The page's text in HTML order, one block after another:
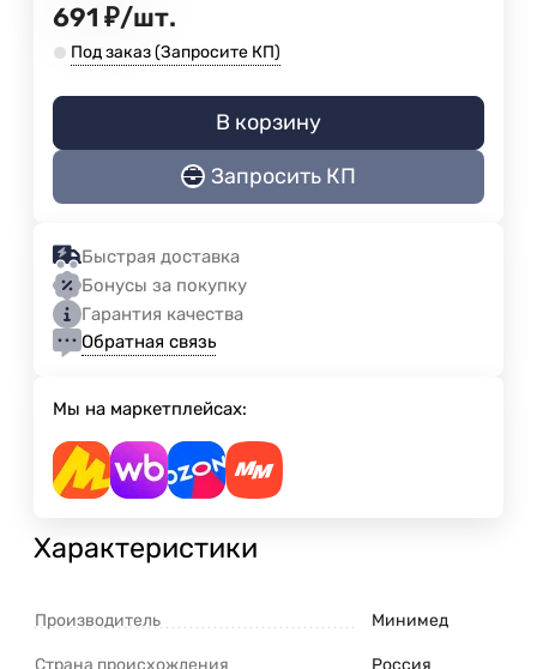
691 ₽/шт.
Под заказ (Запросите КП)
В корзину
Запросить КП
Быстрая доставка
Бонусы за покупку
Гарантия качества
Обратная связь
Мы на маркетплейсах:
Характеристики
Производитель Минимед
Страна происхождения Россия